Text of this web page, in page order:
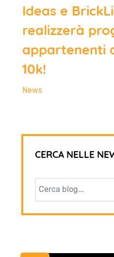
Ideas e
realizzerà
appartenenti
10k!
News
CERCA NELLE